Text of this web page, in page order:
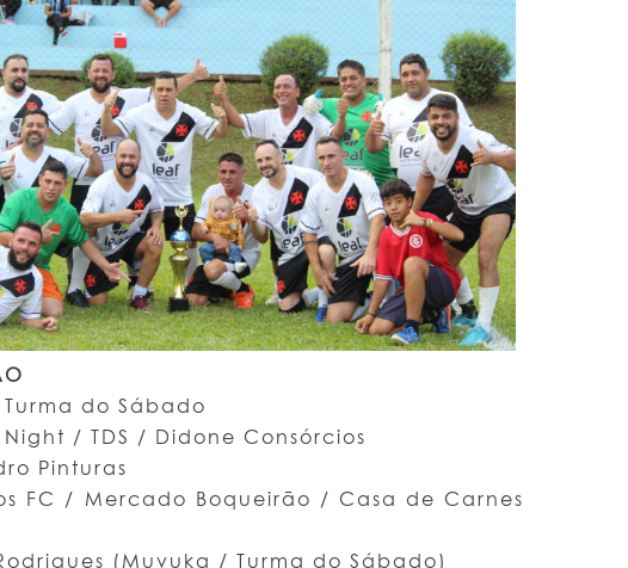
do Sábado
Night / TDS / Didone Consórcios
Pinturas
FC / Mercado Boqueirão / Casa de Carnes
(Muvuka / Turma do Sábado)